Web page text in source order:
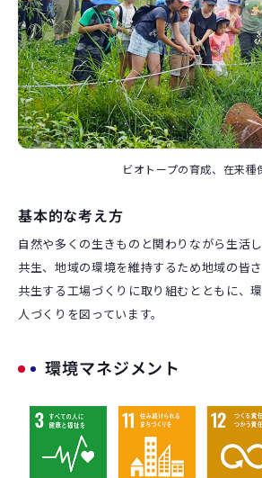
ビオトープの育成、在来種
基本的な考え方
自然や多くの生きものと関わりながら生活
共生、地域の環境を維持するため地域の皆
共生する工場づくりに取り組むとともに、
人づくりを図っています。
環境マネジメント